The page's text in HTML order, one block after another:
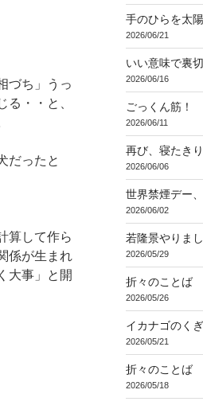
づち」うっ
・・と、
だったと
算して作ら
係が生まれ
大事」と開
手のひらを太
2026/06/21
いい意味で裏
2026/06/16
ごっくん筋！
2026/06/11
再び、寝たき
2026/06/06
世界禁煙デー
2026/06/02
若隆景やりまし
2026/05/29
折々のことば
2026/05/26
イカナゴのく
2026/05/21
折々のことば
2026/05/18